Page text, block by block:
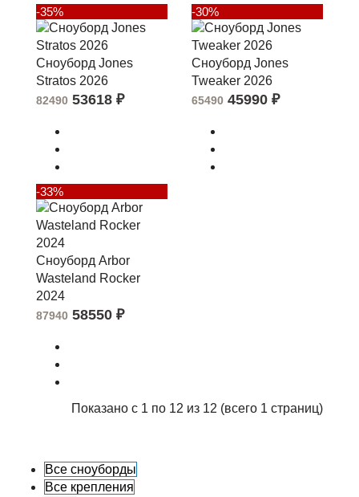
-35%
Сноуборд Jones
Stratos 2026
82490 53618 ₽
-30%
Сноуборд Jones
Tweaker 2026
65490 45990 ₽
-33%
Сноуборд Arbor
Wasteland Rocker
2024
87940 58550 ₽
Показано с 1 по 12 из 12 (всего 1 страниц)
Все сноуборды
Все крепления